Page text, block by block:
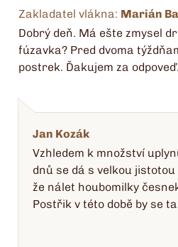
Zakladatel vlákna: Marián
Dobrý deň. Má ešte zmysel
fúzavka? Pred dvoma
postrek. Ďakujem za
Jan Kozák
Vzhledem k množství
dnů se dá s velkou
že nálet houbomilky
Postřik v této době by se